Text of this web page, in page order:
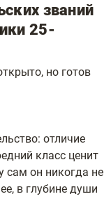
званий
25-
но готов
отличие
класс ценит
сам он никогда не
в глубине души